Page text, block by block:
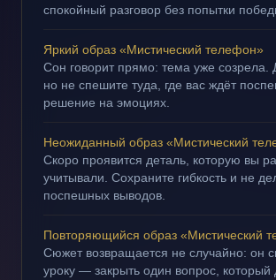
спокойный разговор без попытки
Яркий образ «Мистический телефон»
Сон говорит прямо: тема уже созрела.
но не спешите туда, где вас ждёт
решение на эмоциях.
Неожиданный образ «Мистический
Скоро проявится деталь, которую вы
учитывали. Сохраните гибкость и не
поспешных выводов.
Повторяющийся образ «Мистический
Сюжет возвращается не случайно: он
уроку — закрыть один вопрос, который